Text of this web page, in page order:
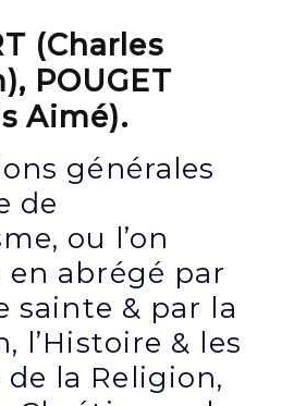
(Charles
POUGET
Aimé).
générales
de
ou l’on
en abrégé par
sainte & par la
l’Histoire & les
de la Religion,